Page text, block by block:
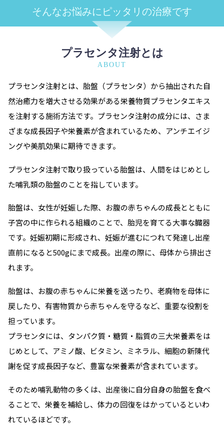
そんなお悩みに ピッタリの治療です
プラセンタ注射とは
ABOUT
プラセンタ注射とは、胎盤（プラセンタ）から抽出された自
然治癒力を増大させる効果がある栄養物質プラセンタエキス
を注射する施術方法です。プラセンタ注射の成分には、さま
ざまな成長因子や栄養素が含まれているため、アンチエイジ
ングや美肌効果に期待できます。
プラセンタ注射で取り扱っている胎盤は、人間をはじめとし
た哺乳類の胎盤のことを指しています。
胎盤は、女性が妊娠した際、お腹の赤ちゃんの成長とともに
子宮の中に作られる組織のことで、胎児を育てる大事な臓器
です。妊娠初期に形成され、妊娠が進むにつれて発達し出産
直前になると500gにまで成長。出産の際に、母体から排出さ
れます。
胎盤は、お腹の赤ちゃんに栄養を送ったり、老廃物を母体に
戻したり、有害物質から赤ちゃんを守るなど、重要な役割を
担っています。
プラセンタには、タンパク質・糖質・脂質の三大栄養素をは
じめとして、アミノ酸、ビタミン、ミネラル、細胞の新陳代
謝を促す成長因子など、豊富な栄養素が含まれています。
そのため哺乳動物の多くは、出産後に自分自身の胎盤を食べ
ることで、栄養を補給し、体力の回復をはかっているといわ
れているほどです。